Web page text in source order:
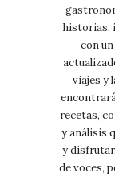
historias,
con
viajes y
recetas,
y análisis
y
de voces,